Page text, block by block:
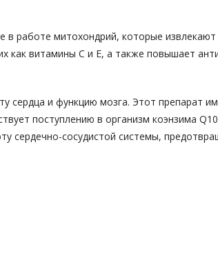
в работе митохондрий, которые
витамины С и Е, а также повышает
сердца и функцию мозга. Этот препарат
поступлению в организм коэнзима
сердечно-сосудистой системы,